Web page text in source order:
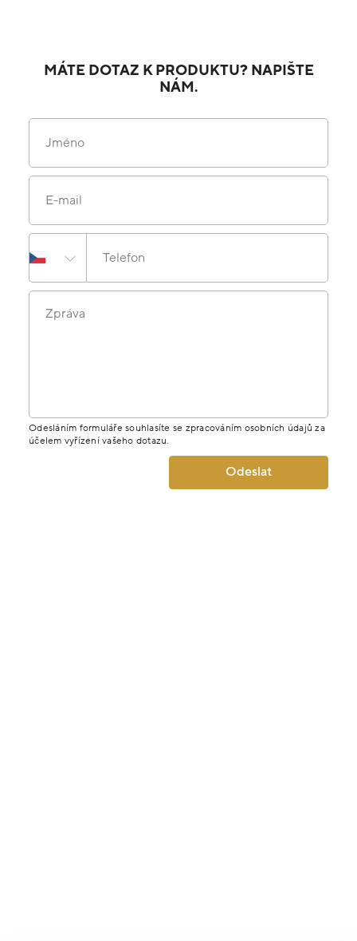
MÁTE DOTAZ K PRODUKTU? NAPIŠTE
NÁM.
Jméno
E-mail
Telefon
Zpráva
Odesláním formuláře souhlasíte se zpracováním osobních údajů za
účelem vyřízení vašeho dotazu.
Odeslat